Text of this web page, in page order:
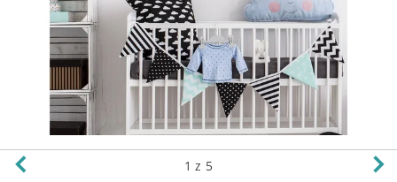
1 z 5